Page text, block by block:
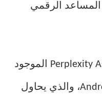
الرقمي
يبدو هذا مثل مساعد Perplexity Assistant الموجود
على أي جهاز يعمل بنظام Android، والذي يحاول